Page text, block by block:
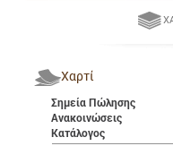
Χαρτί
Σημεία Πώλησης
Ανακοινώσεις
Κατάλογος